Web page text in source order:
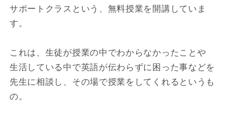
サポートクラスという、無料授業を開講していま
す。
これは、生徒が授業の中でわからなかったことや
生活している中で英語が伝わらずに困った事などを
先生に相談し、その場で授業をしてくれるというも
の。